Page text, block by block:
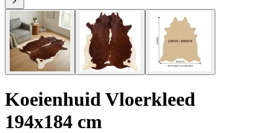
Koeienhuid Vloerkleed
194x184 cm